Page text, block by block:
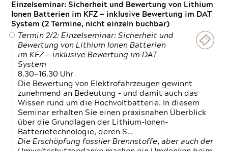
Einzelseminar: Sicherheit und Bewertung von Lithium
Ionen Batterien im KFZ — inklusive Bewertung im DAT
System (2 Termine, nicht einzeln buchbar)
Termin 2/2: Einzelseminar: Sicherheit und
Bewertung von Lithium Ionen Batterien
im KFZ — inklusive Bewertung im DAT
System
8.30—16.30 Uhr
Die Bewertung von Elektrofahrzeugen gewinnt
zunehmend an Bedeutung – und damit auch das
Wissen rund um die Hochvoltbatterie. In diesem
Seminar erhalten Sie einen praxisnahen Überblick
über die Grundlagen der Lithium-Ionen-
Batterietechnologie, deren S…
Die Erschöpfung fossiler Brennstoffe, aber auch der